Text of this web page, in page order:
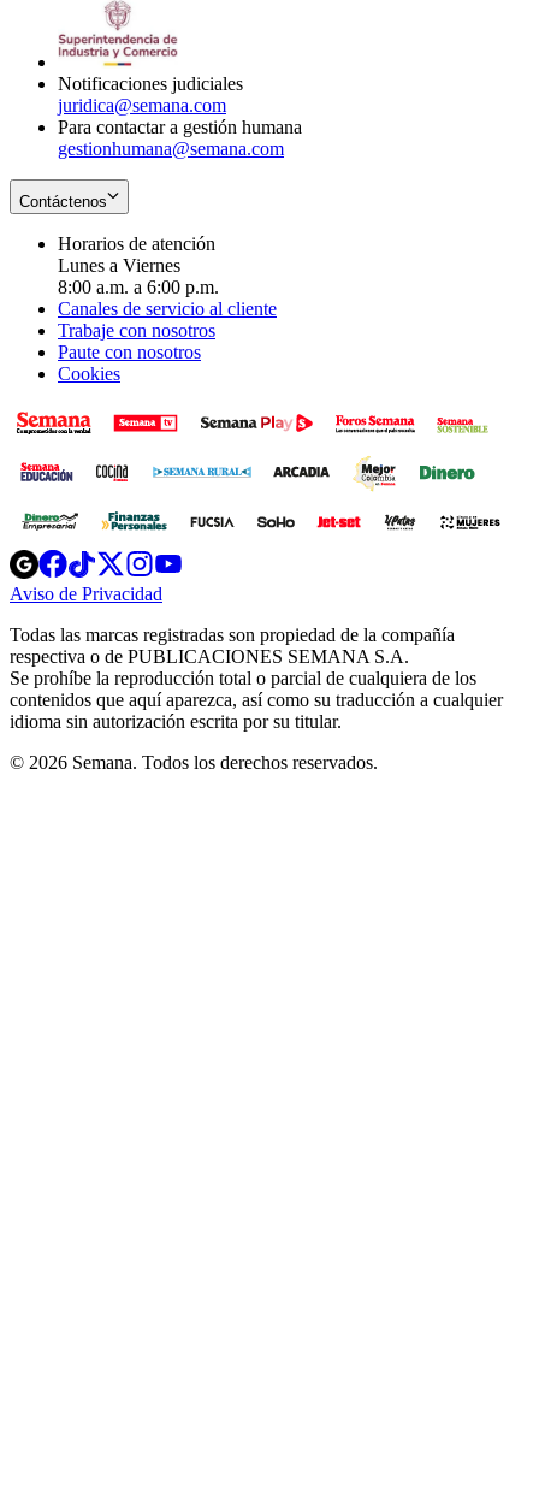
Notificaciones judiciales
juridica@semana.com
Para contactar a gestión humana
gestionhumana@semana.com
Contáctenos
Horarios de atención
Lunes a Viernes
8:00 a.m. a 6:00 p.m.
Canales de servicio al cliente
Trabaje con nosotros
Paute con nosotros
Cookies
Opens
in
new
Opens
in
new
Opens
in
new
window
Opens
new
windowwindow
Aviso de Privacidad
new
window
Todas las marcas registradas son propiedad de la compañía
respectiva o de PUBLICACIONES SEMANA S.A.
Se prohíbe la reproducción total o parcial de cualquiera de los
contenidos que aquí aparezca, así como su traducción a cualquier
idioma sin autorización escrita por su titular.
© 2026 Semana. Todos los derechos reservados.